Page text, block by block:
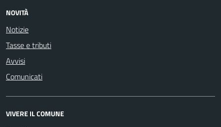
NOVITÀ
Notizie
Tasse e tributi
Avvisi
Comunicati
VIVERE IL COMUNE